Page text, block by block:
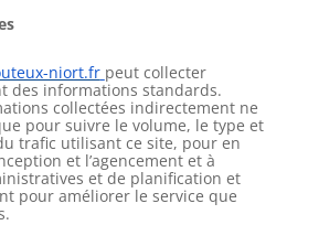
niort.fr peut collecter
des informations standards.
collectées indirectement ne
pour suivre le volume, le type et
trafic utilisant ce site, pour en
et l’agencement et à
et de planification et
pour améliorer le service que